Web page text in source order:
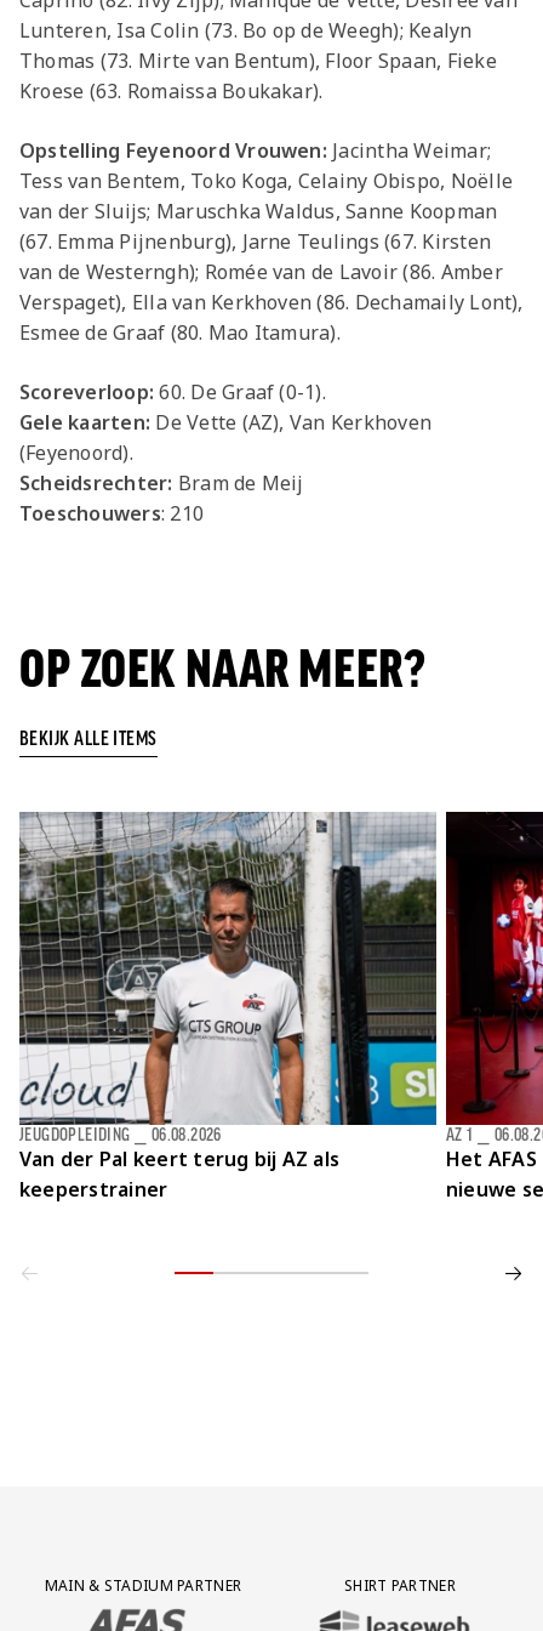
Jong AZ
Seizoenkaart
Lunteren, Isa Colin (73. Bo op de Weegh); Kealyn
Thomas (73. Mirte van Bentum), Floor Spaan, Fieke
Kroese (63. Romaissa Boukakar).
Opstelling Feyenoord Vrouwen: Jacintha Weimar;
Tess van Bentem, Toko Koga, Celainy Obispo, Noëlle
van der Sluijs; Maruschka Waldus, Sanne Koopman
(67. Emma Pijnenburg), Jarne Teulings (67. Kirsten
van de Westerngh); Romée van de Lavoir (86. Amber
Verspaget), Ella van Kerkhoven (86. Dechamaily Lont),
Esmee de Graaf (80. Mao Itamura).
Scoreverloop: 60. De Graaf (0-1).
Gele kaarten: De Vette (AZ), Van Kerkhoven
(Feyenoord).
Scheidsrechter: Bram de Meij
Toeschouwers: 210
OP ZOEK NAAR MEER?
BEKIJK ALLE ITEMS
Van der Pal keert terug bij AZ als
keeperstrainer
JEUGDOPLEIDING 06.08.2026
Het
nieuwe
AZ 1
Partner Logos Grid
MAIN & STADIUM PARTNER
BEZOEK ONZE MAIN & STADIUM PARTNER AFAS SOFTWARE
SHIRT PARTNER
BEZOEK ONZE SHIRT PARTNER